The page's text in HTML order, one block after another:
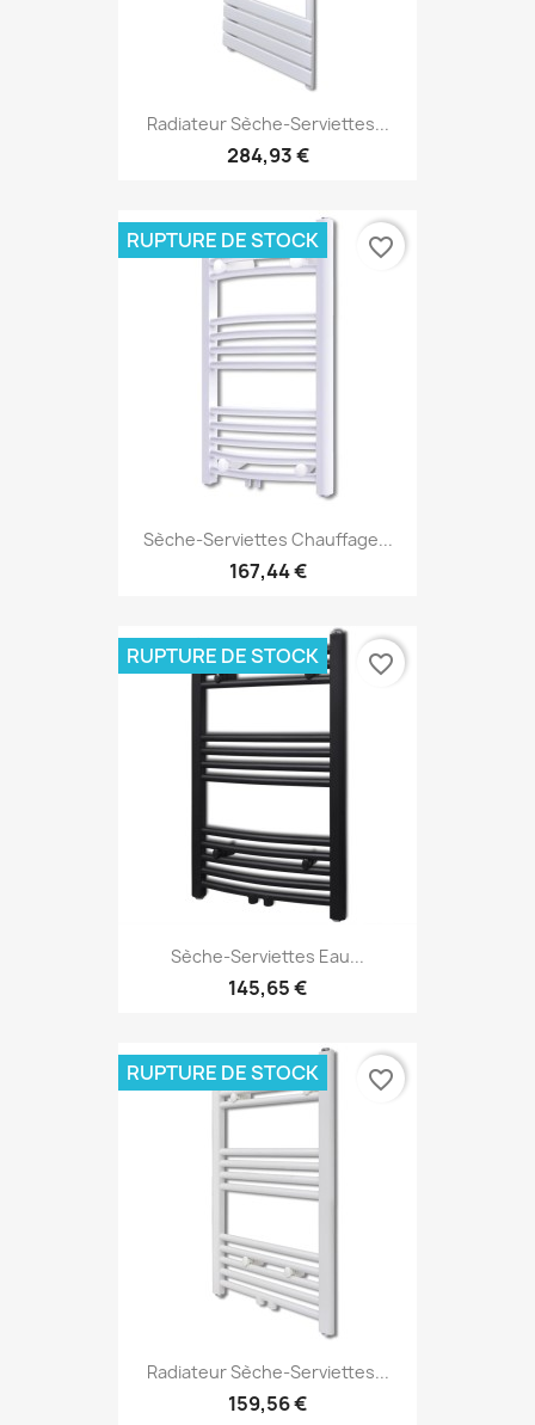
Radiateur Sèche-Serviettes...
284,93 €
Sèche-Serviettes Chauffage...
167,44 €
RUPTURE DE STOCK favorite_border
Sèche-Serviettes Eau...
145,65 €
RUPTURE DE STOCK favorite_border
Radiateur Sèche-Serviettes...
159,56 €
RUPTURE DE STOCK favorite_border